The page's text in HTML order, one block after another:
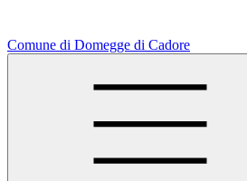
Comune di Domegge di Cadore